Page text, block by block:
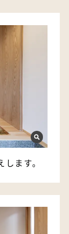
ます。